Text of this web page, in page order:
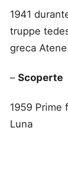
1941
truppe
greca Atene
– Scoperte
1959 Prime
Luna